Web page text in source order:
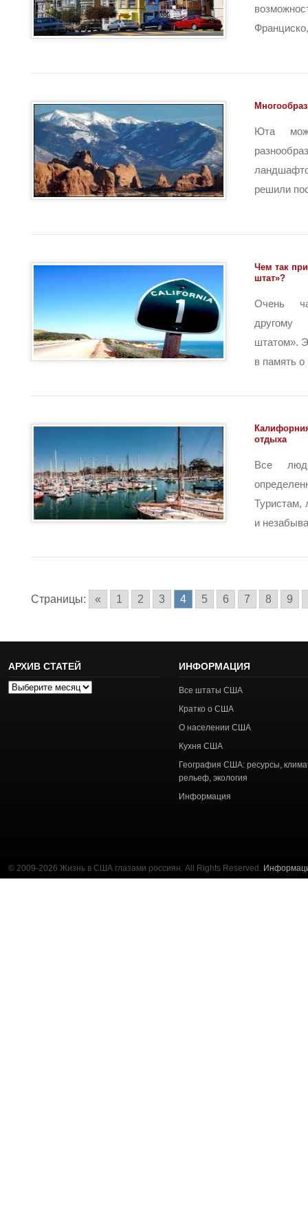
Юта
решили
Чем так
штат»?
Очень
штатом».
в память о
отдыха
Все
Туристам,
и
Страницы: « 1 2 3 4 5 6 7 8 9
АРХИВ СТАТЕЙ
Архив
ИНФОРМАЦИЯ
Все штаты США
Кратко о США
О населении США
Кухня США
География США: ресурсы,
рельеф, экология
Информация
© 2009-2026 Жизнь в США глазами россиян. All Rights Reserved.